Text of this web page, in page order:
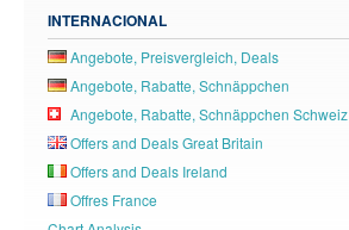
INTERNACIONAL
Angebote, Preisvergleich, Deals
Angebote, Rabatte, Schnäppchen
Angebote, Rabatte, Schnäppchen Schweiz
Offers and Deals Great Britain
Offers and Deals Ireland
Offres France